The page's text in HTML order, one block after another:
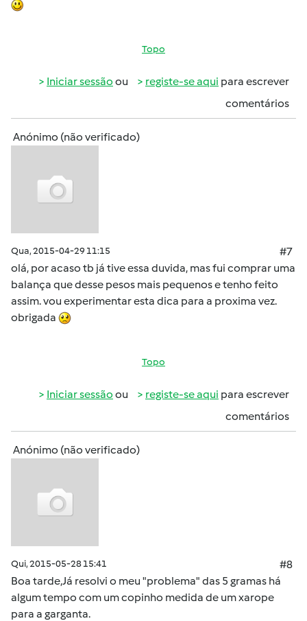
Topo
Iniciar sessão ou registe-se aqui para escrever
comentários
Anónimo (não verificado)
Qua, 2015-04-29 11:15
#7
olá, por acaso tb já tive essa duvida, mas fui comprar uma
balança que desse pesos mais pequenos e tenho feito
assim. vou experimentar esta dica para a proxima vez.
obrigada
Topo
Iniciar sessão ou registe-se aqui para escrever
comentários
Anónimo (não verificado)
Qui, 2015-05-28 15:41
#8
Boa tarde,Já resolvi o meu "problema" das 5 gramas há
algum tempo com um copinho medida de um xarope
para a garganta.